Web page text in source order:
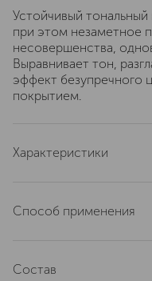
Устойчивый
при этом незаметное
несовершенства,
Выравнивает тон,
эффект безупречного
покрытием.
Характеристики
страна производства
матовый, увлажнение,
Способ применения
круговыми
Состав